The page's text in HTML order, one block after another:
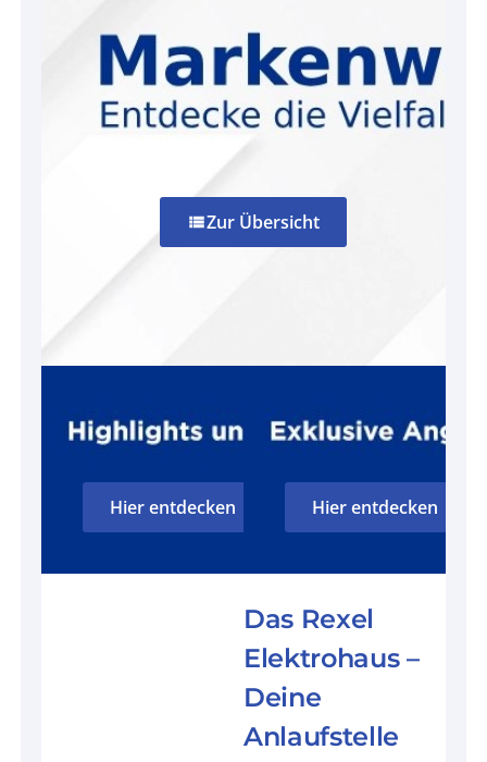
view_listZur Übersicht
Hier entdecken Hier entdecken
Das Rexel
Elektrohaus –
Deine
Anlaufstelle